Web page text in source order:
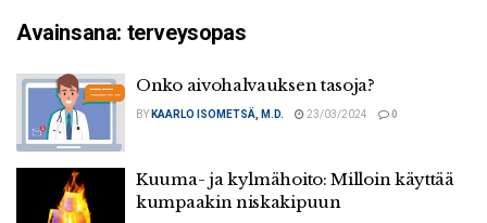
Avainsana: terveysopas
Onko aivohalvauksen tasoja?
BY KAARLO ISOMETSÄ, M.D. 23/03/2024 0
Kuuma- ja kylmähoito: Milloin käyttää
kumpaakin niskakipuun